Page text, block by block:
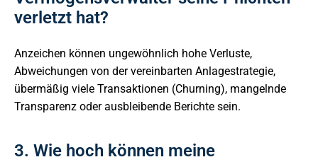
verletzt hat?
Anzeichen können ungewöhnlich hohe Verluste,
Abweichungen von der vereinbarten Anlagestrategie,
übermäßig viele Transaktionen (Churning), mangelnde
Transparenz oder ausbleibende Berichte sein.
3. Wie hoch können meine